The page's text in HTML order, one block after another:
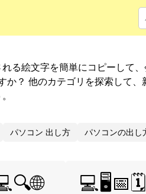
る絵文字を簡単にコピーして
か？ 他のカテゴリを探索して、
パソコン 出し方 パソコンの出し
💻🖥️📅🗓️